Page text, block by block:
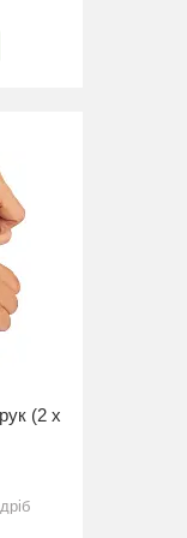
(2 x